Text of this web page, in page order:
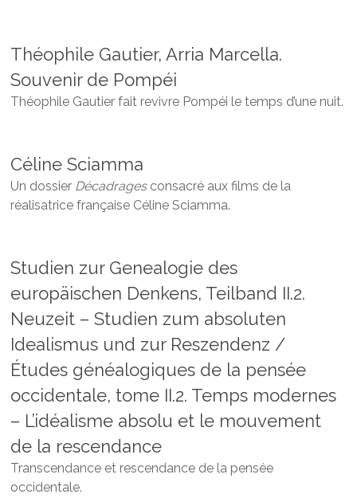
Théophile Gautier, Arria Marcella.
Souvenir de Pompéi
Théophile Gautier fait revivre Pompéi le temps d’une nuit.
Céline Sciamma
Un dossier Décadragesconsacré aux films de la
réalisatrice française Céline Sciamma.
Studien zur Genealogie des
europäischen Denkens, Teilband II.2.
Neuzeit – Studien zum absoluten
Idealismus und zur Reszendenz /
Études généalogiques de la pensée
occidentale, tome II.2. Temps modernes
– L’idéalisme absolu et le mouvement
de la rescendance
Transcendance et rescendance de la pensée
occidentale.